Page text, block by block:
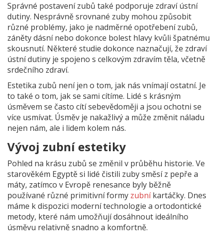
Správné postavení zubů také podporuje zdraví ústní
dutiny. Nesprávně srovnané zuby mohou způsobit
různé problémy, jako je nadměrné opotřebení zubů,
záněty dásní nebo dokonce bolest hlavy kvůli špatnému
skousnutí. Některé studie dokonce naznačují, že zdraví
ústní dutiny je spojeno s celkovým zdravím těla, včetně
srdečního zdraví.
Estetika zubů není jen o tom, jak nás vnímají ostatní. Je
to také o tom, jak se sami cítíme. Lidé s krásným
úsměvem se často cítí sebevědoměji a jsou ochotni se
více usmívat. Úsměv je nakažlivý a může změnit náladu
nejen nám, ale i lidem kolem nás.
Vývoj zubní estetiky
Pohled na krásu zubů se změnil v průběhu historie. Ve
starověkém Egyptě si lidé čistili zuby směsí z pepře a
máty, zatímco v Evropě renesance byly běžně
používané různé primitivní formy zubníkartáčky. Dnes
máme k dispozici moderní technologie a ortodontické
metody, které nám umožňují dosáhnout ideálního
úsměvu relativně snadno a komfortně.